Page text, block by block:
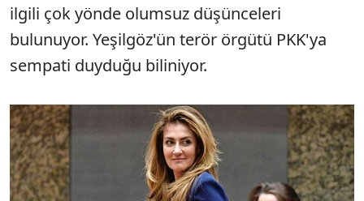
ilgili çok yönde olumsuz düşünceleri
bulunuyor. Yeşilgöz'ün terör örgütü PKK'ya
sempati duyduğu biliniyor.